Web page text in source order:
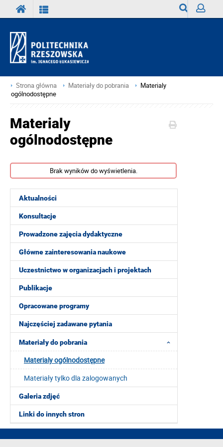
Strona główna Materiały do pobrania
Materialy
ogólnodostępne
Aktualności
Konsultacje
Prowadzone zajęcia dydaktyczne
Główne zainteresowania naukowe
Uczestnictwo w organizacjach i projektach
Publikacje
Opracowane programy
Najczęściej zadawane pytania
Materiały do pobrania
Materialy ogólnodostępne
Materiały tylko dla zalogowanych
Galeria zdjęć
Linki do innych stron
Materialy
ogólnodostępne
Brak wyników do wyświetlenia.